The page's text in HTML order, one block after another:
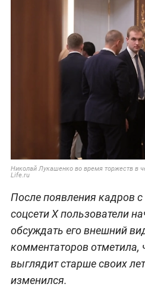
Николай Лукашенко во время торжеств в
Life.ru
После появления кадров
соцсети X пользователи
обсуждать его внешний
комментаторов отметила,
выглядит старше своих
изменился.